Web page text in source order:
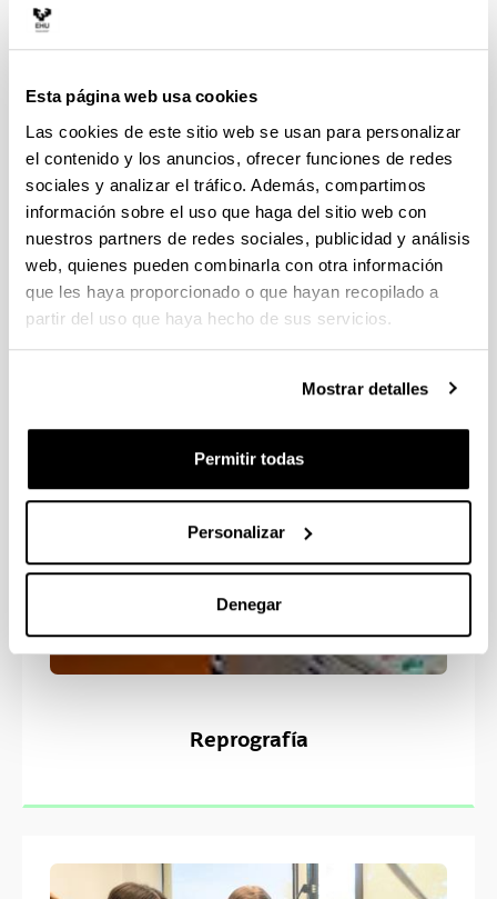
Esta página web usa cookies
Las cookies de este sitio web se usan para personalizar
el contenido y los anuncios, ofrecer funciones de redes
sociales y analizar el tráfico. Además, compartimos
información sobre el uso que haga del sitio web con
nuestros partners de redes sociales, publicidad y análisis
web, quienes pueden combinarla con otra información
que les haya proporcionado o que hayan recopilado a
partir del uso que haya hecho de sus servicios.
Mostrar detalles
Permitir todas
Personalizar
Denegar
Registro General
Reprografía